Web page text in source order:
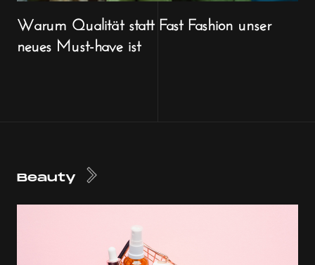
Warum Qualität statt Fast Fashion unser
neues Must-have ist
Beauty